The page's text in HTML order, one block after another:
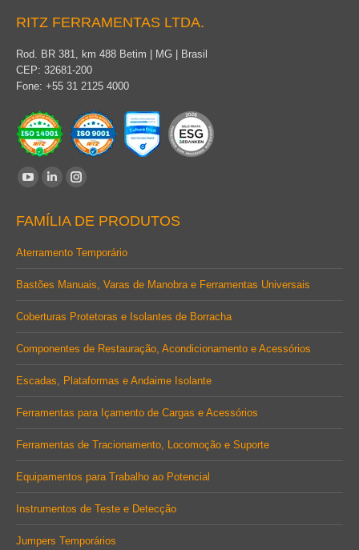
RITZ FERRAMENTAS LTDA.
Rod. BR 381, km 488 Betim | MG | Brasil
CEP: 32681-200
Fone: +55 31 2125 4000
Encontre-nos em:
opens
in
window
Linkedin
opens
in
window
Instagram
opens
in
window
FAMÍLIA DE PRODUTOS
Aterramento Temporário
Bastões Manuais, Varas de Manobra e Ferramentas Universais
Coberturas Protetoras e Isolantes de Borracha
Componentes de Restauração, Acondicionamento e Acessórios
Escadas, Plataformas e Andaime Isolante
Ferramentas para Içamento de Cargas e Acessórios
Ferramentas de Tracionamento, Locomoção e Suporte
Equipamentos para Trabalho ao Potencial
Instrumentos de Teste e Detecção
Jumpers Temporários